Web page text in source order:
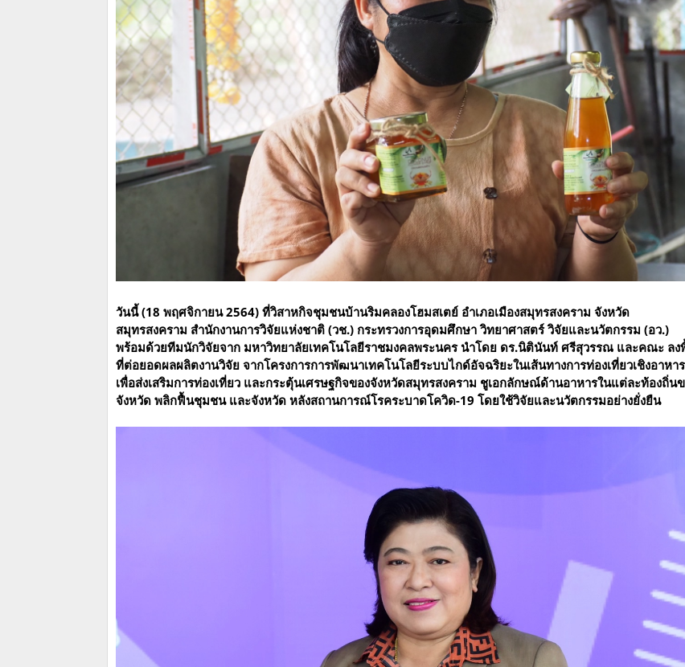
วันนี้ (18 พฤศจิกายน 2564) ที่วิสาหกิจชุมชนบ้านริมคลองโฮมสเตย์ อำเภอเมืองสมุทรสงคราม จังหวัด
สมุทรสงคราม สำนักงานการวิจัยแห่งชาติ (วช.) กระทรวงการอุดมศึกษา วิทยาศาสตร์ วิจัยและนวัตกรรม (อว.)
พร้อมด้วยทีมนักวิจัยจาก มหาวิทยาลัยเทคโนโลยีราชมงคลพระนคร นำโดย ดร.นิตินันท์ ศรีสุวรรณ และคณะ ลง
ที่ต่อยอดผลผลิตงานวิจัย จากโครงการการพัฒนาเทคโนโลยีระบบไกด์อัจฉริยะในเส้นทางการท่องเที่ยวเชิงอาหาร
เพื่อส่งเสริมการท่องเที่ยว และกระตุ้นเศรษฐกิจของจังหวัดสมุทรสงคราม ชูเอกลักษณ์ด้านอาหารในแต่ละท้องถิ่น
จังหวัด พลิกฟื้นชุมชน และจังหวัด หลังสถานการณ์โรคระบาดโควิด-19 โดยใช้วิจัยและนวัตกรรมอย่างยั่งยืน